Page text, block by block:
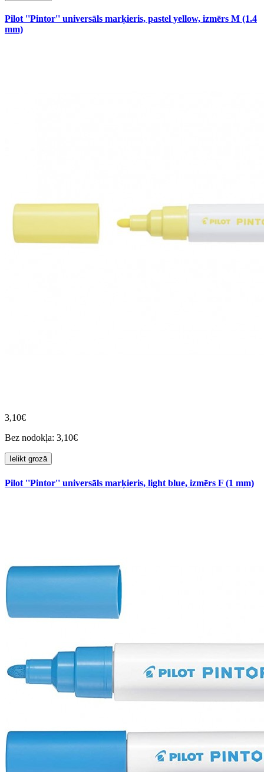
Pilot ''Pintor'' universāls marķieris, pastel yellow, izmērs M (1.4
mm)
3,10€
Bez nodokļa: 3,10€
Ielikt grozā
Pilot ''Pintor'' universāls marķieris, light blue, izmērs F (1 mm)